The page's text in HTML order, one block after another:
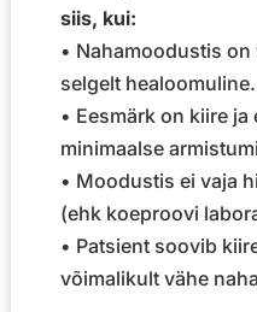
siis, kui:
• Nahamoodustis
selgelt healoomuline.
• Eesmärk on kiire
minimaalse
• Moodustis ei vaja
(ehk koeproovi
• Patsient soovib
võimalikult vähe